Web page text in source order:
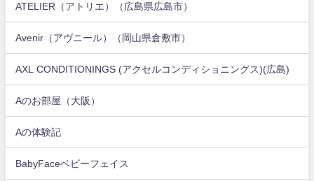
ATELIER（アトリエ）（広島県広島市）
Avenir（アヴニール）（岡山県倉敷市）
AXL CONDITIONINGS (アクセルコンディショニングス)(広島)
Aのお部屋（大阪）
Aの体験記
BabyFaceベビーフェイス